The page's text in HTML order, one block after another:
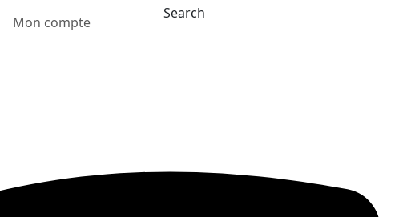
Mon compte
Search